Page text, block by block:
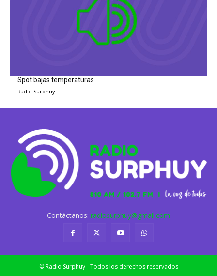
Spot bajas temperaturas
Radio Surphuy
Contáctanos: radiosurphuy@gmail.com
© Radio Surphuy - Todos los derechos reservados